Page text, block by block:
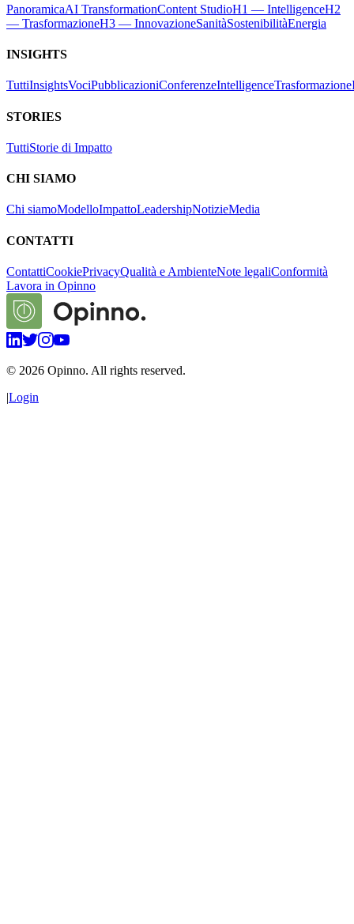
PanoramicaAI TransformationContent StudioH1 — IntelligenceH2
— TrasformazioneH3 — InnovazioneSanitàSostenibilitàEnergia
INSIGHTS
TuttiInsightsVociPubblicazioniConferenzeIntelligenceTrasformazione
STORIES
TuttiStorie di Impatto
CHI SIAMO
Chi siamoModelloImpattoLeadershipNotizieMedia
CONTATTI
ContattiCookiePrivacyQualità e AmbienteNote legaliConformità
Lavora in Opinno
© 2026 Opinno. All rights reserved.
|Login